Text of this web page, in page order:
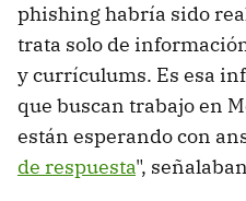
phishing habría sido
trata solo de
y currículums. Es esa
que buscan trabajo en
están esperando con
de respuesta",